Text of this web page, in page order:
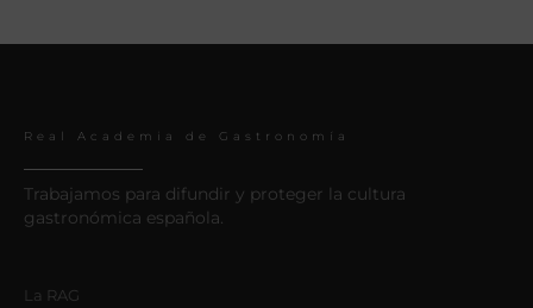
Real Academia de Gastronomía
Trabajamos para difundir y proteger la cultura
gastronómica española.
La RAG